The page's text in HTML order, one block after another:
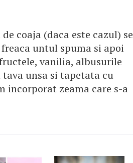
coaja (daca este cazul) se
untul spuma si apoi
vanilia, albusurile
tava unsa si tapetata cu
incorporat zeama care s-a